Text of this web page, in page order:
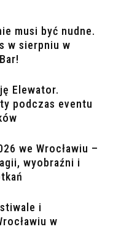
musi być nudne.
w sierpniu w
Elewator.
podczas eventu
we Wrocławiu –
wyobraźni i
i
w